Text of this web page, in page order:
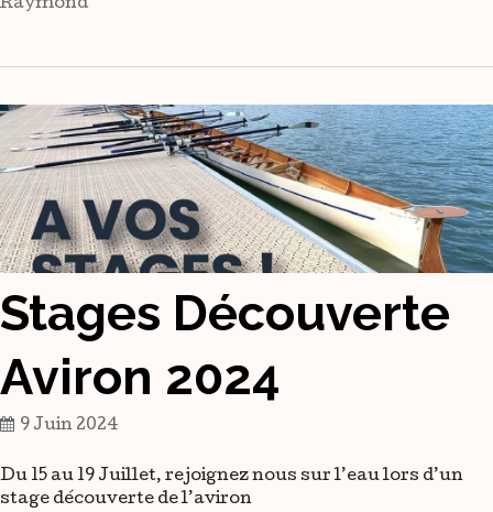
Raymond
Stages Découverte
Aviron 2024
9 Juin 2024
Du 15 au 19 Juillet, rejoignez nous sur l’eau lors d’un
stage découverte de l’aviron